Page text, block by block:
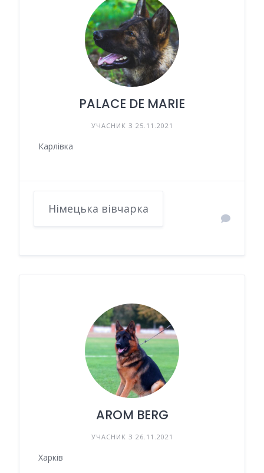
PALACE DE MARIE
УЧАСНИК З 25.11.2021
Карлівка
Німецька вівчарка
AROM BERG
УЧАСНИК З 26.11.2021
Харків